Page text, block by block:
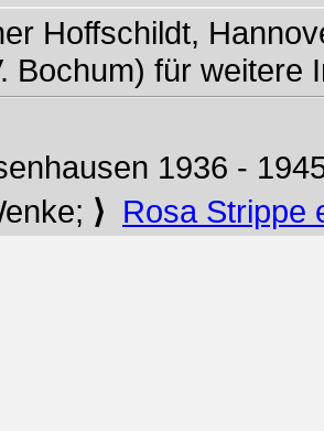
Hoffschildt,
Bochum) für weitere
1936 -
⟩ Rosa Strippe